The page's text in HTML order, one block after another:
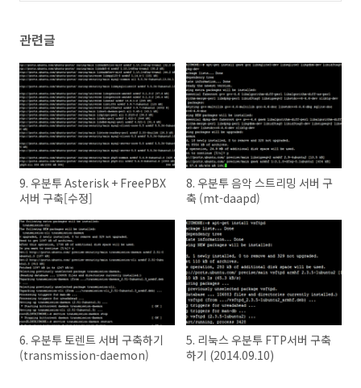
관련글
9. 우분투 Asterisk + FreePBX
서버 구축[수정]
8. 우분투 음악 스트리밍 서버 구
축 (mt-daapd)
6. 우분투 토렌트 서버 구축하기
(transmission-daemon)
5. 리눅스 우분투 FTP서버 구축
하기 (2014.09.10)